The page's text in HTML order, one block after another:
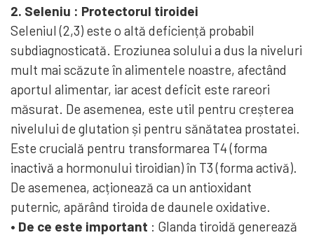
2. Seleniu : Protectorul tiroidei
Seleniul (2,3) este o altă deficiență probabil
subdiagnosticată. Eroziunea solului a dus la niveluri
mult mai scăzute în alimentele noastre, afectând
aportul alimentar, iar acest deficit este rareori
măsurat. De asemenea, este util pentru creșterea
nivelului de glutation și pentru sănătatea prostatei.
Este crucială pentru transformarea T4 (forma
inactivă a hormonului tiroidian) în T3 (forma activă).
De asemenea, acționează ca un antioxidant
puternic, apărând tiroida de daunele oxidative.
• De ce este important : Glanda tiroidă generează